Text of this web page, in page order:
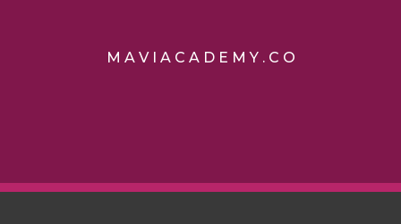
M A V I A C A D E M Y . C O